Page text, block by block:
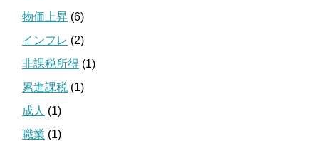
物価上昇 (6)
インフレ (2)
非課税所得 (1)
累進課税 (1)
成人 (1)
職業 (1)